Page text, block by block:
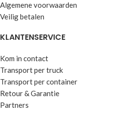
Algemene voorwaarden
Veilig betalen
KLANTENSERVICE
Kom in contact
Transport per truck
Transport per container
Retour & Garantie
Partners